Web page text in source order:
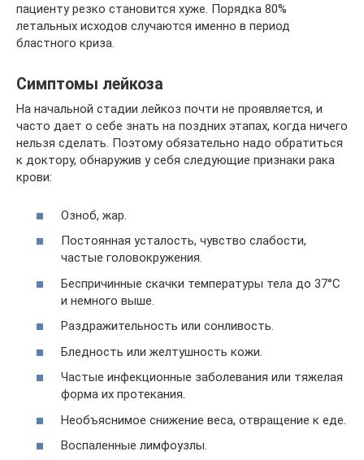
пациенту резко становится хуже. Порядка 80%
летальных исходов случаются именно в период
бластного криза.
Симптомы лейкоза
На начальной стадии лейкоз почти не проявляется, и
часто дает о себе знать на поздних этапах, когда ничего
нельзя сделать. Поэтому обязательно надо обратиться
к доктору, обнаружив у себя следующие признаки рака
крови:
Озноб, жар.
Постоянная усталость, чувство слабости,
частые головокружения.
Беспричинные скачки температуры тела до 37°С
и немного выше.
Раздражительность или сонливость.
Бледность или желтушность кожи.
Частые инфекционные заболевания или тяжелая
форма их протекания.
Необъяснимое снижение веса, отвращение к еде.
Воспаленные лимфоузлы.